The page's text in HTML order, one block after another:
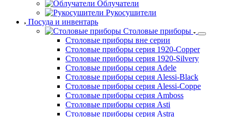
Облучатели
Рукосушители
Посуда и инвентарь
Столовые приборы
Столовые приборы вне серии
Столовые приборы серия 1920-Copper
Столовые приборы серия 1920-Silvery
Столовые приборы серия Adele
Столовые приборы серия Alessi-Black
Столовые приборы серия Alessi-Coppe
Столовые приборы серия Amboss
Столовые приборы серия Asti
Столовые приборы серия Astra